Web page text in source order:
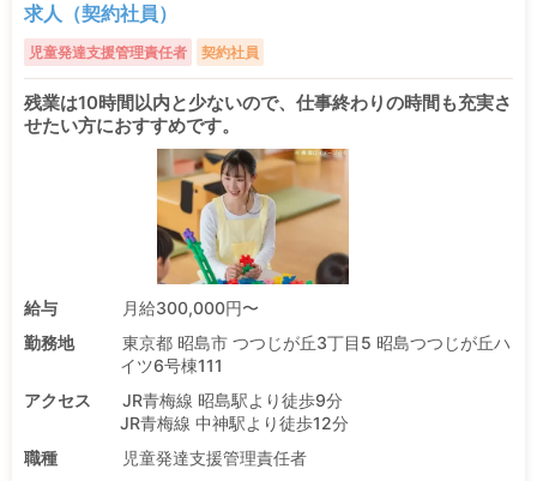
求人（契約社員）
児童発達支援管理責任者 契約社員
残業は10時間以内と少ないので、仕事終わりの時間も充実さ
せたい方におすすめです。
給与
月給300,000円〜
勤務地
東京都 昭島市 つつじが丘3丁目5 昭島つつじが丘ハ
イツ6号棟111
アクセス
JR青梅線 昭島駅より徒歩9分
JR青梅線 中神駅より徒歩12分
職種
児童発達支援管理責任者